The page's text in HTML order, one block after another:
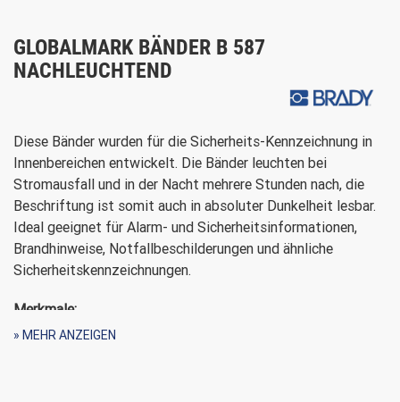
GLOBALMARK BÄNDER B 587
NACHLEUCHTEND
Diese Bänder wurden für die Sicherheits-Kennzeichnung in
Innenbereichen entwickelt. Die Bänder leuchten bei
Stromausfall und in der Nacht mehrere Stunden nach, die
Beschriftung ist somit auch in absoluter Dunkelheit lesbar.
Ideal geeignet für Alarm- und Sicherheitsinformationen,
Brandhinweise, Notfallbeschilderungen und ähnliche
Sicherheitskennzeichnungen.
Merkmale:
» MEHR ANZEIGEN